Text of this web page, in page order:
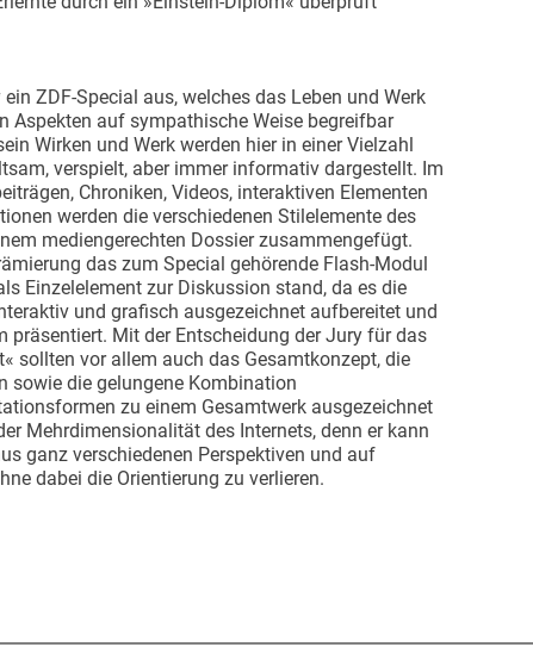
ZDF-Special aus, welches das Leben und Werk
Aspekten auf sympathische Weise begreifbar
Wirken und Werk werden hier in einer Vielzahl
verspielt, aber immer informativ dargestellt. Im
Chroniken, Videos, interaktiven Elementen
werden die verschiedenen Stilelemente des
mediengerechten Dossier zusammengefügt.
das zum Special gehörende Flash-Modul
Einzelelement zur Diskussion stand, da es die
und grafisch ausgezeichnet aufbereitet und
präsentiert. Mit der Entscheidung der Jury für das
sollten vor allem auch das Gesamtkonzept, die
sowie die gelungene Kombination
zu einem Gesamtwerk ausgezeichnet
Mehrdimensionalität des Internets, denn er kann
ganz verschiedenen Perspektiven und auf
dabei die Orientierung zu verlieren.